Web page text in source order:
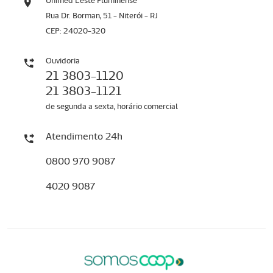
Rua Dr. Borman, 51 - Niterói - RJ
CEP: 24020-320
Ouvidoria
21 3803-1120
21 3803-1121
de segunda a sexta, horário comercial
Atendimento 24h
0800 970 9087
4020 9087